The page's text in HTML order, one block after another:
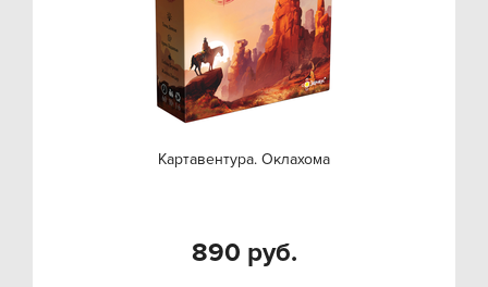
Картавентура. Оклахома
890 руб.